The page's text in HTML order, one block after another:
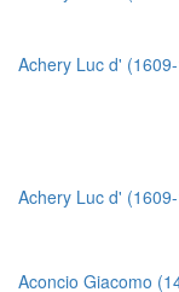
Achery Luc d'
Achery Luc d'
Aconcio Giacomo